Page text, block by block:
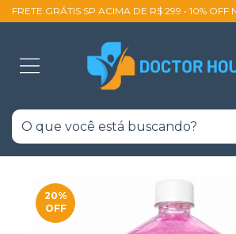
FRETE GRÁTIS SP ACIMA DE R$ 299 • 10%
20%
OFF